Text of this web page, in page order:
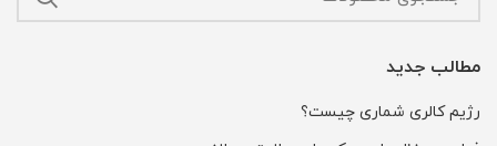
مطالب جدید
رژیم کالری شماری چیست؟